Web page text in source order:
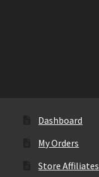
Dashboard
My Orders
Store Affiliates